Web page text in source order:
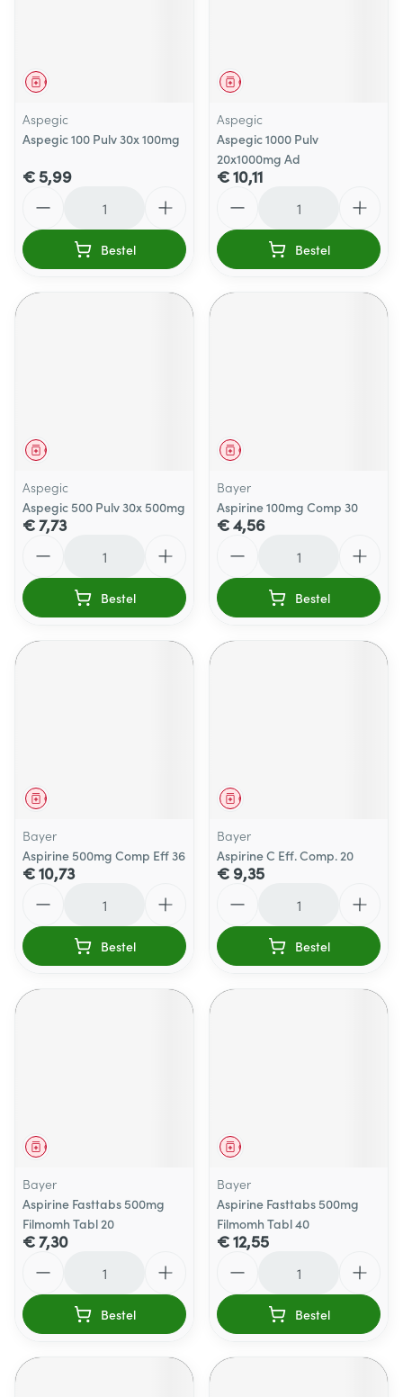
Geneesmiddel
Aspegic
Aspegic 100 Pulv 30x 100mg
€ 5,99
Bestel
Geneesmiddel
Aspegic
Aspegic 1000 Pulv
20x1000mg Ad
€ 10,11
Bestel
Geneesmiddel
Aspegic
Aspegic 500 Pulv 30x 500mg
€ 7,73
Bestel
Geneesmiddel
Bayer
Aspirine 100mg Comp 30
€ 4,56
Bestel
Geneesmiddel
Bayer
Aspirine 500mg Comp Eff 36
€ 10,73
Bestel
Geneesmiddel
Bayer
Aspirine C Eff. Comp. 20
€ 9,35
Bestel
Geneesmiddel
Bayer
Aspirine Fasttabs 500mg
Filmomh Tabl 20
€ 7,30
Bestel
Geneesmiddel
Bayer
Aspirine Fasttabs 500mg
Filmomh Tabl 40
€ 12,55
Bestel